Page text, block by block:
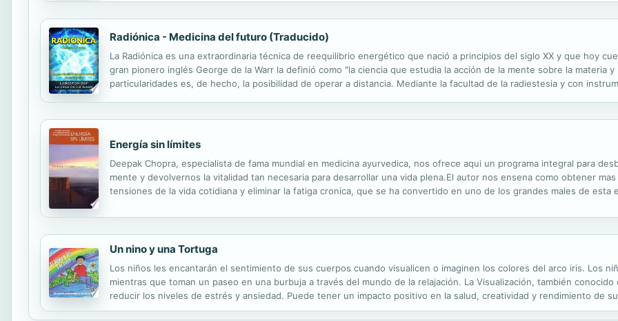
Radiónica - Medicina del futuro (Traducido)
La Radiónica es una extraordinaria técnica de reequilibrio energético que nació a principios del siglo XX y que hoy
gran pionero inglés George de la Warr la definió como "la ciencia que estudia la acción de la mente sobre la materia
particularidades es, de hecho, la posibilidad de operar a distancia. Mediante la facultad de la radiestesia y con
Energía sin límites
Deepak Chopra, especialista de fama mundial en medicina ayurvedica, nos ofrece aqui un programa integral para
mente y devolvernos la vitalidad tan necesaria para desarrollar una vida plena.El autor nos ensena como obtener
tensiones de la vida cotidiana y eliminar la fatiga cronica, que se ha convertido en uno de los grandes males de esta
Un nino y una Tortuga
Los niños les encantarán el sentimiento de sus cuerpos cuando visualicen o imaginen los colores del arco iris. Los
mientras que toman un paseo en una burbuja a través del mundo de la relajación. La Visualización, también conocido
reducir los niveles de estrés y ansiedad. Puede tener un impacto positivo en la salud, creatividad y rendimiento de
dolor y enojo. La colorida imaginación de esta historia pone en blanco la mente y relaja el cuerpo, así su...